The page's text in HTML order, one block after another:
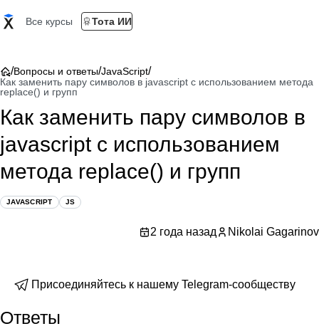
Все курсы Тота ИИ
/Вопросы и ответы/JavaScript/
Как заменить пару символов в javascript с использованием метода
replace() и групп
Как заменить пару символов в
javascript с использованием
метода replace() и групп
JAVASCRIPT JS
2 года назад Nikolai Gagarinov
Присоединяйтесь к нашему Telegram-сообществу
Ответы